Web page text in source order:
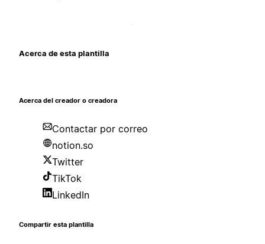
Acerca de esta plantilla
Acerca del creador o creadora
Contactar por correo
notion.so
Twitter
TikTok
LinkedIn
Compartir esta plantilla